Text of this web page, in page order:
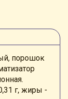
порошок
г, жиры -